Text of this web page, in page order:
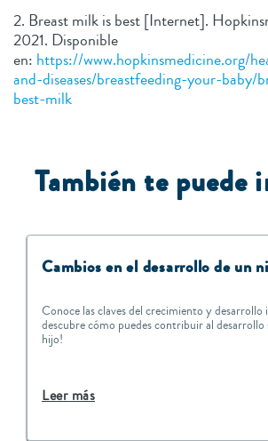
2. Breast milk is best [Internet].
2021. Disponible
en: https://www.hopkinsmedicine.org/
and-diseases/breastfeeding-your-baby/
best-milk
También te puede
Cambios en el desarrollo de un
Conoce las claves del crecimiento y desarrollo
descubre cómo puedes contribuir al desarrollo
hijo!
Leer más